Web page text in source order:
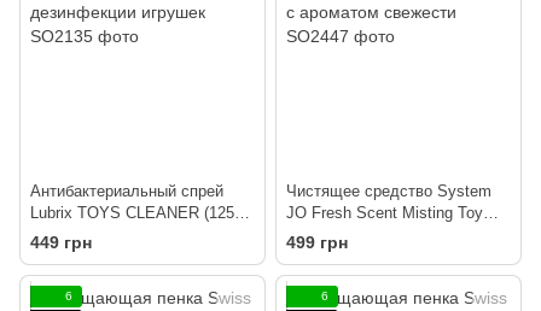
Антибактериальный спрей
Lubrix TOYS CLEANER (125
мл) для дезинфекции игрушек
449 грн
Чистящее средство System
JO Fresh Scent Misting Toy
Cleaner (120 мл) с ароматом
свежести
499 грн
6
6